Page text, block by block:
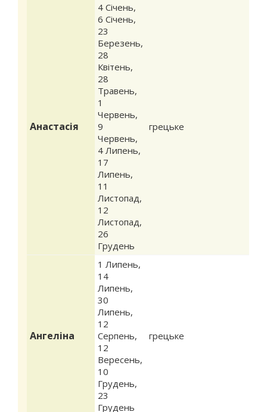
Анастасія
4 Січень,
6 Січень,
23
Березень,
28
Квітень,
28
Травень,
1
Червень,
9
Червень,
4 Липень,
17
Липень,
11
Листопад,
12
Листопад,
26
Грудень
грецьке
Ангеліна
1 Липень,
14
Липень,
30
Липень,
12
Серпень,
12
Вересень,
10
Грудень,
23
Грудень
грецьке